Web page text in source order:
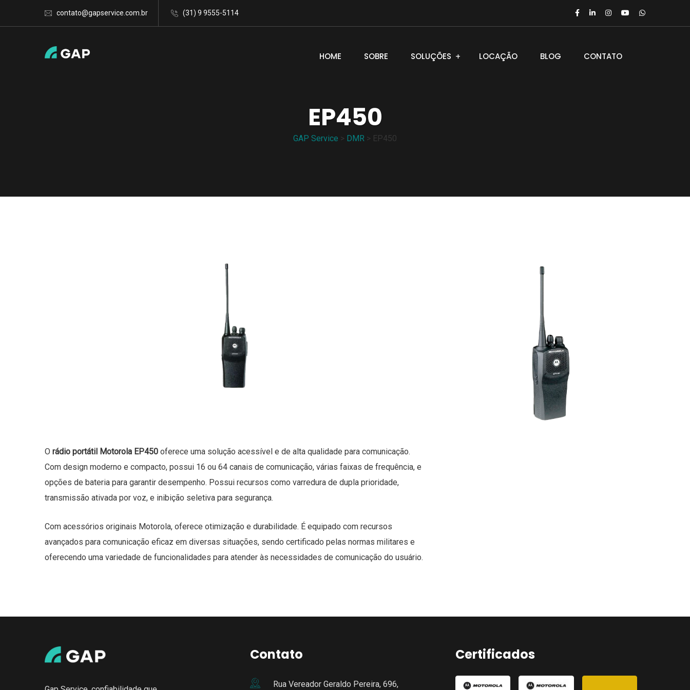
contato@gapservice.com.br (31) 9 9555-5114
HOME SOBRE SOLUÇÕES LOCAÇÃO BLOG CONTATO
EP450
GAP Service > DMR > EP450
O rádio portátil Motorola EP450 oferece uma solução acessível e de alta qualidade para comunicação.
Com design moderno e compacto, possui 16 ou 64 canais de comunicação, várias faixas de frequência, e
opções de bateria para garantir desempenho. Possui recursos como varredura de dupla prioridade,
transmissão ativada por voz, e inibição seletiva para segurança.
Com acessórios originais Motorola, oferece otimização e durabilidade. É equipado com recursos
avançados para comunicação eficaz em diversas situações, sendo certificado pelas normas militares e
oferecendo uma variedade de funcionalidades para atender às necessidades de comunicação do usuário.
Contato
Rua Vereador Geraldo Pereira, 696,
Certificados